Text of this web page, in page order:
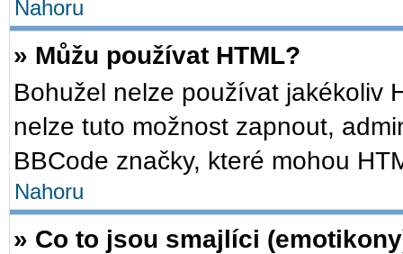
Nahoru
» Můžu používat HTML?
Bohužel nelze používat jakékoliv
nelze tuto možnost zapnout,
BBCode značky, které mohou
Nahoru
» Co to jsou smajlíci